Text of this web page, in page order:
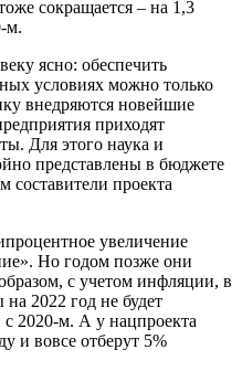
сокращается – на 1,3
м.
ясно: обеспечить
условиях можно только
внедряются новейшие
приходят
Для этого наука и
представлены в бюджете
составители проекта
увеличение
Но годом позже они
с учетом инфляции, в
2022 год не будет
2020-м. А у нацпроекта
и вовсе отберут 5%